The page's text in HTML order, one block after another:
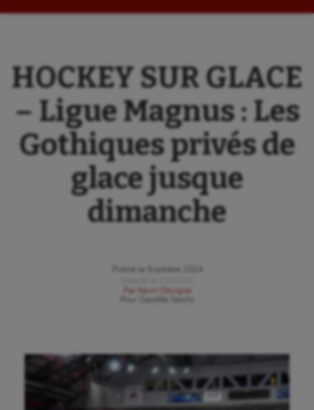
HOCKEY SUR GLACE
– Ligue Magnus : Les
Gothiques privés de
glace jusque
dimanche
Publié le
9 octobre 2024
Par
Kevin Devigne
Gazette Sports